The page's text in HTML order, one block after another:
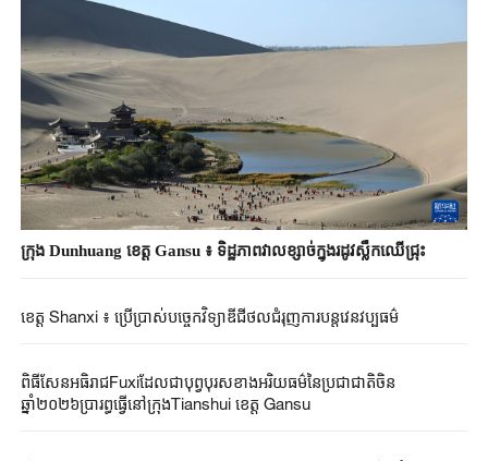
ក្រុង Dunhuang ខេត្ត Gansu ៖ ទិដ្ឋភាពវាលខ្សាច់ក្នុងរដូវស្លឹកឈើជ្រុះ
ខេត្ត Shanxi ៖ ​ប្រើប្រាស់​បច្ចេកវិទ្យា​ឌីជីថលជំរុញ​ការបន្តវេនវប្បធម៌​
ពិធីសែនអធិរាជFuxiដែលជាបុព្វបុរសខាងអរិយធម៌នៃប្រជាជាតិចិន
ឆ្នាំ២០២៦ប្រារព្ធធ្វើនៅក្រុងTianshui ខេត្ត Gansu